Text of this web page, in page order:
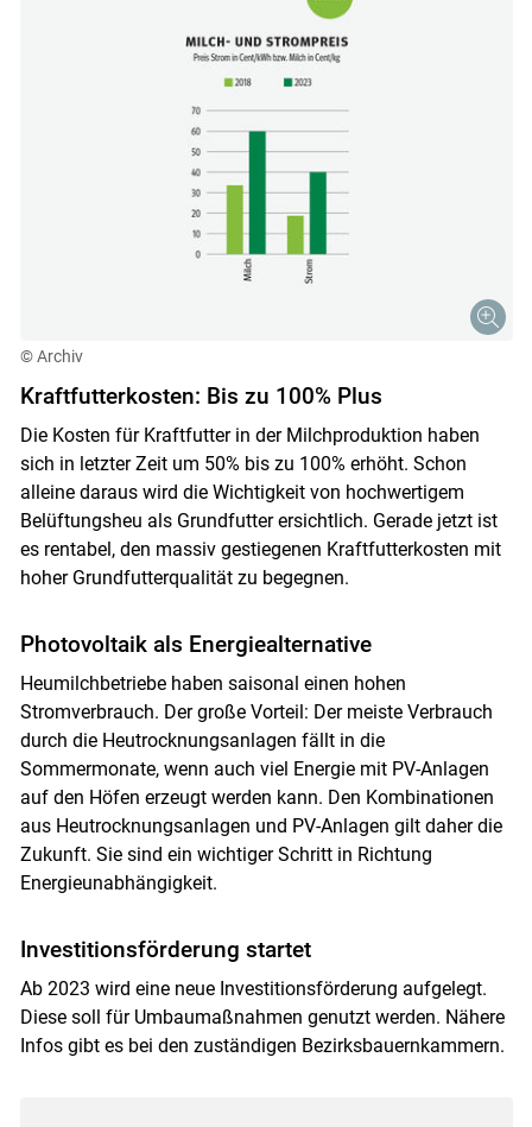
© Archiv
Kraftfutterkosten: Bis zu 100% Plus
Die Kosten für Kraftfutter in der Milchproduktion haben
sich in letzter Zeit um 50% bis zu 100% erhöht. Schon
alleine daraus wird die Wichtigkeit von hochwertigem
Belüftungsheu als Grundfutter ersichtlich. Gerade jetzt ist
es rentabel, den massiv gestiegenen Kraftfutterkosten mit
hoher Grundfutterqualität zu begegnen.
Photovoltaik als Energiealternative
Heumilchbetriebe haben saisonal einen hohen
Stromverbrauch. Der große Vorteil: Der meiste Verbrauch
durch die Heutrocknungsanlagen fällt in die
Sommermonate, wenn auch viel Energie mit PV-Anlagen
auf den Höfen erzeugt werden kann. Den Kombinationen
aus Heutrocknungsanlagen und PV-Anlagen gilt daher die
Zukunft. Sie sind ein wichtiger Schritt in Richtung
Energieunabhängigkeit.
Investitionsförderung startet
Ab 2023 wird eine neue Investitionsförderung aufgelegt.
Diese soll für Umbaumaßnahmen genutzt werden. Nähere
Infos gibt es bei den zuständigen Bezirksbauernkammern.